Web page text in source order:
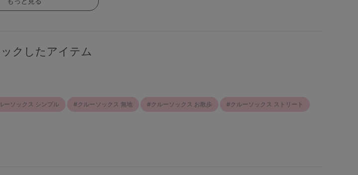
クしたアイテム
ーソックス シンプル クルーソックス 無地 クルーソックス お散歩 クルーソックス ストリート